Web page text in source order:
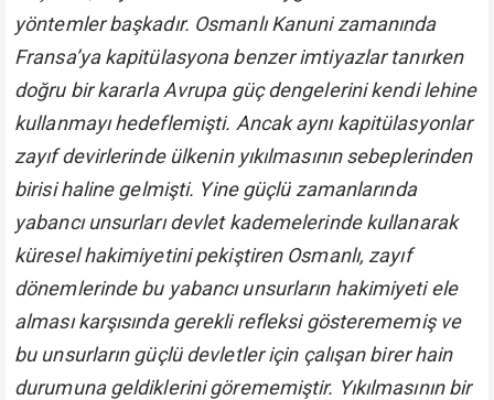
yöntemler başkadır. Osmanlı Kanuni zamanında
Fransa’ya kapitülasyona benzer imtiyazlar tanırken
doğru bir kararla Avrupa güç dengelerini kendi lehine
kullanmayı hedeflemişti. Ancak aynı kapitülasyonlar
zayıf devirlerinde ülkenin yıkılmasının sebeplerinden
birisi haline gelmişti. Yine güçlü zamanlarında
yabancı unsurları devlet kademelerinde kullanarak
küresel hakimiyetini pekiştiren Osmanlı, zayıf
dönemlerinde bu yabancı unsurların hakimiyeti ele
alması karşısında gerekli refleksi gösterememiş ve
bu unsurların güçlü devletler için çalışan birer hain
durumuna geldiklerini görememiştir. Yıkılmasının bir